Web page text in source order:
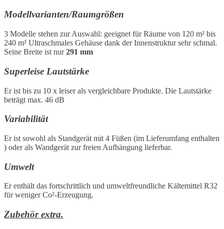
Modellvarianten/Raumgrößen
3 Modelle stehen zur Auswahl: geeignet für Räume von 120 m² bis
240 m² Ultraschmales Gehäuse dank der Innenstruktur sehr schmal.
Seine Breite ist nur291 mm
Superleise Lautstärke
Er ist bis zu 10 x leiser als vergleichbare Produkte. Die Lautstärke
beträgt max. 46 dB
Variabilität
Er ist sowohl als Standgerät mit 4 Füßen (im Lieferumfang enthalten
) oder als Wandgerät zur freien Aufhängung lieferbar.
Umwelt
Er enthält das fortschrittlich und umweltfreundliche Kältemittel R32
für weniger Co²-Erzeugung.
Zubehör extra.